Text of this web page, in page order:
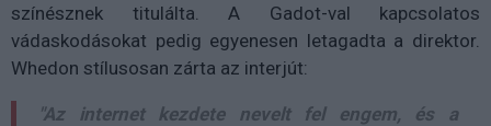
színésznek titulálta. A Gadot-val kapcsolatos
vádaskodásokat pedig egyenesen letagadta a direktor.
Whedon stílusosan zárta az interjút:
"Az internet kezdete nevelt fel engem, és a